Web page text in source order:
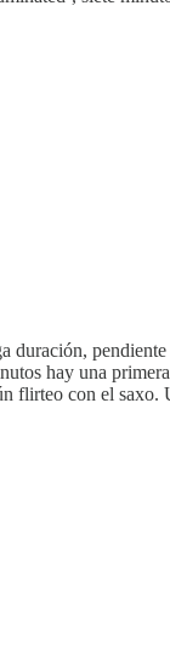
hay una
flirteo con el